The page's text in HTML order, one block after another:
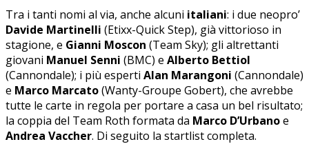
Tra i tanti nomi al via, anche alcuni italiani: i due neopro’
Davide Martinelli (Etixx-Quick Step), già vittorioso in
stagione, e Gianni Moscon (Team Sky); gli altrettanti
giovani Manuel Senni (BMC) e Alberto Bettiol
(Cannondale); i più esperti Alan Marangoni (Cannondale)
e Marco Marcato(Wanty-Groupe Gobert), che avrebbe
tutte le carte in regola per portare a casa un bel risultato;
la coppia del Team Roth formata da Marco D’Urbanoe
Andrea Vaccher. Di seguito la startlist completa.